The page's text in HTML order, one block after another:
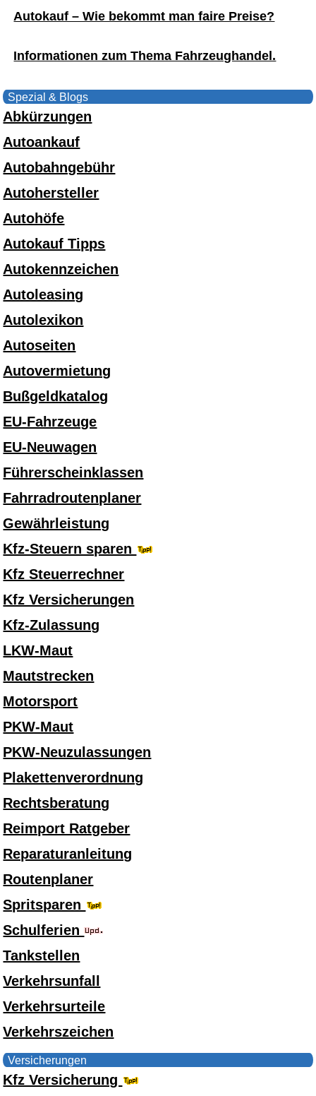
Autokauf – Wie bekommt man faire Preise?
Informationen zum Thema Fahrzeughandel.
Spezial & Blogs
Abkürzungen
Autoankauf
Autobahngebühr
Autohersteller
Autohöfe
Autokauf Tipps
Autokennzeichen
Autoleasing
Autolexikon
Autoseiten
Autovermietung
Bußgeldkatalog
EU-Fahrzeuge
EU-Neuwagen
Führerscheinklassen
Fahrradroutenplaner
Gewährleistung
Kfz-Steuern sparen
Kfz Steuerrechner
Kfz Versicherungen
Kfz-Zulassung
LKW-Maut
Mautstrecken
Motorsport
PKW-Maut
PKW-Neuzulassungen
Plakettenverordnung
Rechtsberatung
Reimport Ratgeber
Reparaturanleitung
Routenplaner
Spritsparen
Schulferien
Tankstellen
Verkehrsunfall
Verkehrsurteile
Verkehrszeichen
Versicherungen
Kfz Versicherung